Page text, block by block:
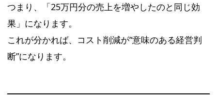
つまり、「25万円分の売上を増やしたのと同じ効
果」になります。
これが分かれば、コスト削減が“意味のある経営判
断”になります。